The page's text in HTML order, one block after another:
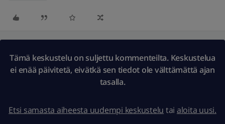
Tämä keskustelu on suljettu kommenteilta. Keskustelua
ei enää päivitetä, eivätkä sen tiedot ole välttämättä ajan
tasalla.
Etsi samasta aiheesta uudempi keskustelu tai aloita uusi.